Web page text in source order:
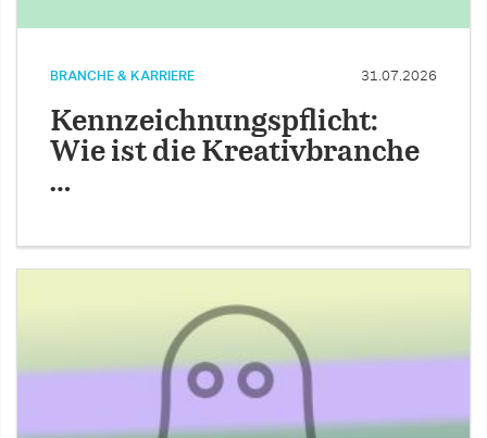
BRANCHE & KARRIERE 31.07.2026
Kennzeichnungspflicht:
Wie ist die Kreativbranche
…